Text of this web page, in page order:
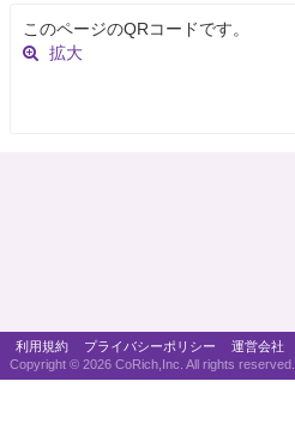
このページのQRコードです。
拡大
利用規約 プライバシーポリシー 運営会社
Copyright © 2026 CoRich,Inc. All rights reserved.